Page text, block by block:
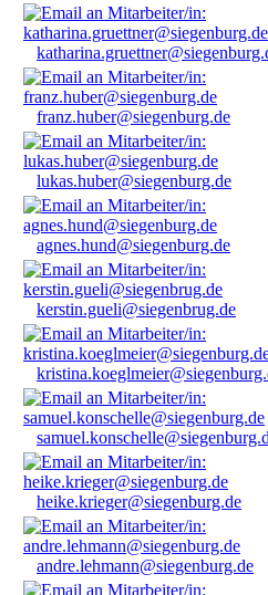
franz.huber@siegenburg.de
lukas.huber@siegenburg.de
agnes.hund@siegenburg.de
kerstin.gueli@siegenbrug.de
heike.krieger@siegenburg.de
andre.lehmann@siegenburg.de